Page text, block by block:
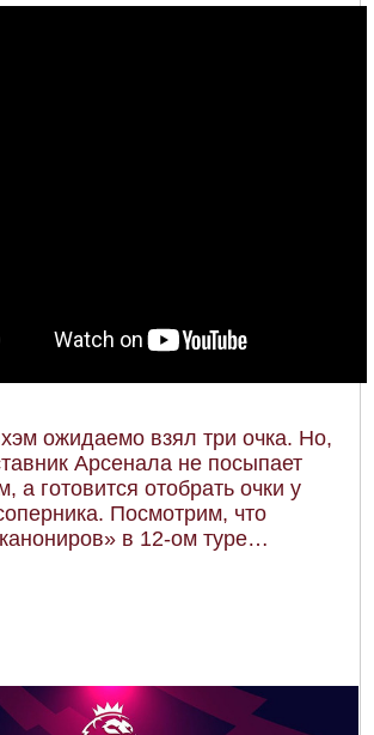
ожидаемо взял три очка. Но,
Арсенала не посыпает
а готовится отобрать очки у
Посмотрим, что
в 12-ом туре…